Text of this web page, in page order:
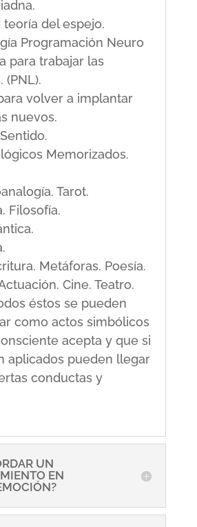
del espejo.
Programación Neuro
para trabajar las
(PNL).
volver a implantar
nuevos.
Memorizados.
Tarot.
Filosofía.
Metáforas. Poesía.
Cine. Teatro.
éstos se pueden
como actos simbólicos
acepta y que si
aplicados pueden llegar
conductas y
UN
EN